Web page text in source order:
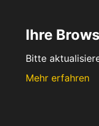
Ihre
Bitte
Mehr erfahren